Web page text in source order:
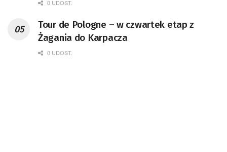
0 UDOST.
Tour de Pologne – w czwartek etap z
Żagania do Karpacza
0 UDOST.